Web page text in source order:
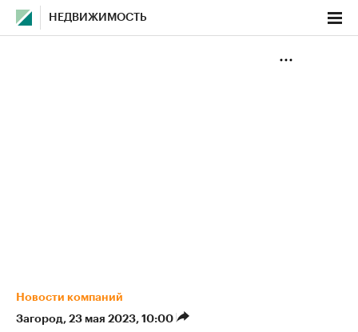
НЕДВИЖИМОСТЬ
Новости компаний
Загород⁠, 23 мая 2023, 10:00